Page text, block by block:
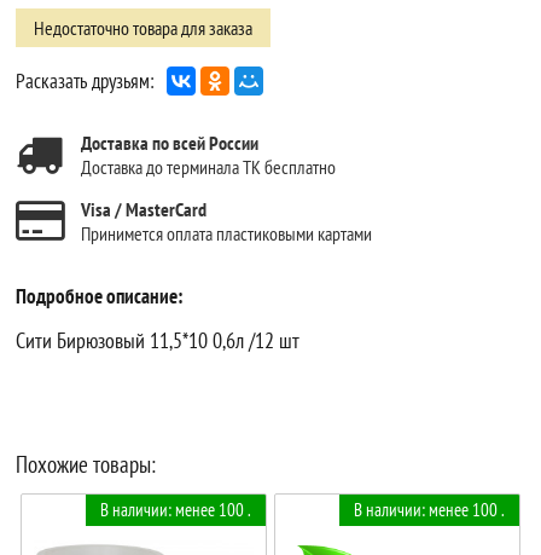
Недостаточно товара для заказа
Расказать друзьям:
Доставка по всей России
Доставка до терминала ТК бесплатно
Visa / MasterCard
Принимется оплата пластиковыми картами
Подробное описание:
Сити Бирюзовый 11,5*10 0,6л /12 шт
Похожие товары:
В наличии: менее 100 . В наличии: менее 100 .